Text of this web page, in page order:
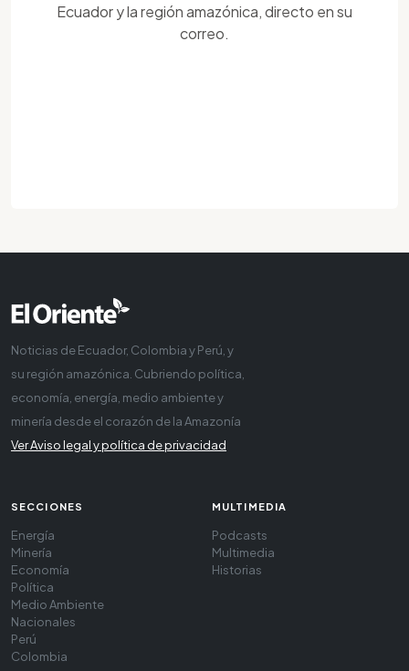
Ecuador y la región amazónica, directo en su
correo.
Noticias de Ecuador, Colombia y Perú, y
su región amazónica. Cubriendo política,
economía, energía, medio ambiente y
minería desde el corazón de la Amazonía
Ver Aviso legal y política de privacidad
SECCIONES
Energía
Minería
Economía
Política
Medio Ambiente
Nacionales
Perú
Colombia
MULTIMEDIA
Podcasts
Multimedia
Historias